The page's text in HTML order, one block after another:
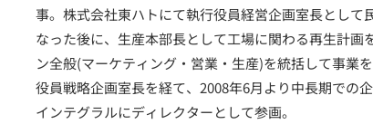
事。株式会社東ハトにて執行役員経営企画室長とし
なった後に、生産本部長として工場に関わる再生計
ン全般(マーケティング・営業・生産)を統括して事業
役員戦略企画室長を経て、2008年6月より中長期での
インテグラルにディレクターとして参画。